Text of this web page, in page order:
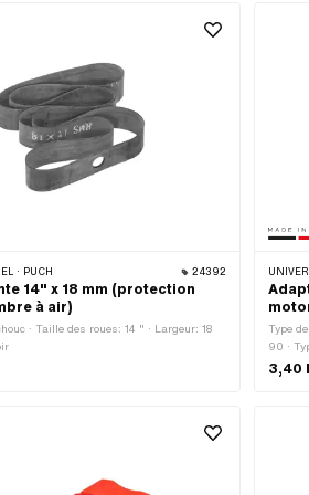
· PUCH 24392
14" x 18 mm (protection
à air)
· Taille des roues: 14 " · Largeur: 18
Type
90 ·
3,40